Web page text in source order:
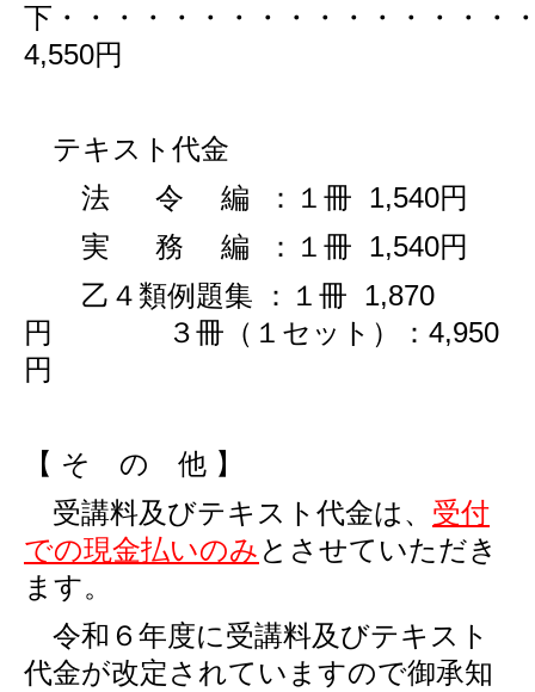
下・・・・・・・・・・・・・・・・
4,550円
テキスト代金
法 令 編 ：１冊 1,540円
実 務 編 ：１冊 1,540円
乙４類例題集 ：１冊 1,870
円 ３冊（１セット）：4,950
円
【 そ の 他 】
受講料及びテキスト代金は、 受付
での現金払いのみ とさせていただき
ます。
令和６年度に受講料及びテキスト
代金が改定されていますので御承知